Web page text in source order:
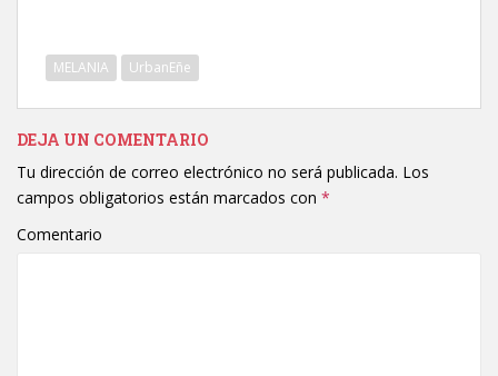
MELANIA UrbanEñe
DEJA UN COMENTARIO
Tu dirección de correo electrónico no será publicada. Los
campos obligatorios están marcados con *
Comentario